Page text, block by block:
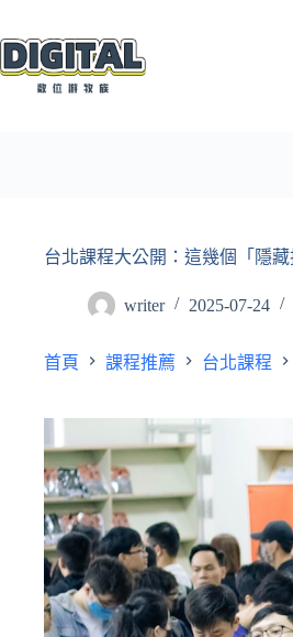
至
主
台北課程大公開：這幾個「隱藏
writer 2025-07-24
首頁 課程推薦 台北課程